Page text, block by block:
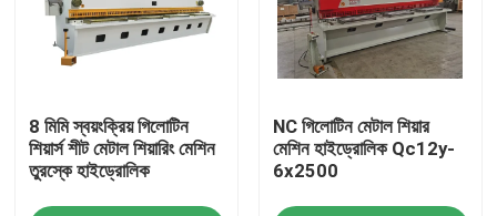
8 মিমি স্বয়ংক্রিয় গিলোটিন
শিয়ার্স শীট মেটাল শিয়ারিং মেশিন
তুরস্কে হাইড্রোলিক
NC গিলোটিন মেটাল শিয়ার
মেশিন হাইড্রোলিক Qc12y-
6x2500